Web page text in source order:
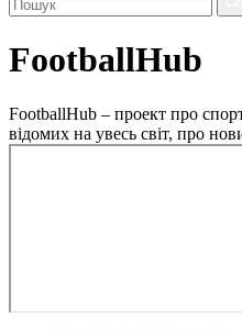
FootballHub
FootballHub – проект про
відомих на увесь світ, про